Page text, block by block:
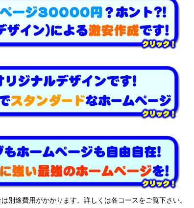
別途費用がかかります。詳しくは各コースをご覧下さい。